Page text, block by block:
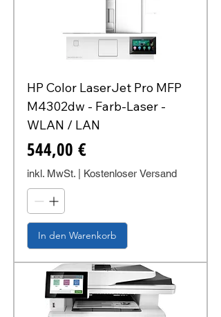
HP Color LaserJet Pro MFP
M4302dw - Farb-Laser -
WLAN / LAN
Preis
544,00 €
inkl. MwSt. Kostenloser Versand
In den Warenkorb